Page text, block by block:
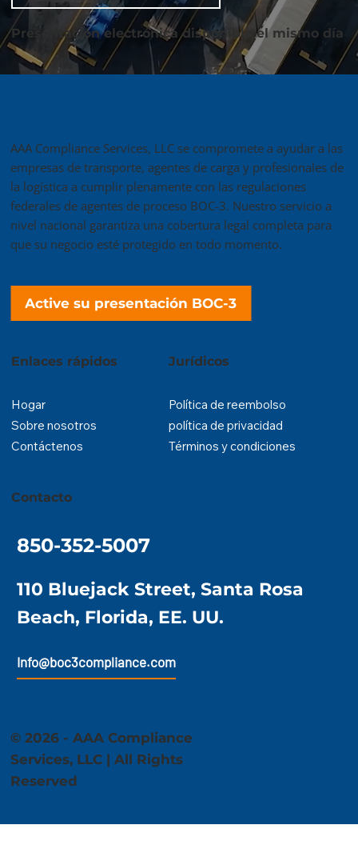
Presentación electrónica disponible el mismo día
Active su presentación BOC-3
AAA Compliance Services, LLC se compromete a ayudar a las
empresas de transporte, agentes de carga y profesionales de
la logística a cumplir plenamente con las regulaciones
federales de agentes de proceso BOC-3. Nuestro servicio a
nivel nacional garantiza una cobertura legal completa para
que su negocio esté protegido en todo momento.
Enlaces rápidos
Hogar
Sobre nosotros
Contáctenos
​Jurídicos
Política de reembolso
política de privacidad
Términos y condiciones
850-352-5007
Info@boc3compliance.com
110 Bluejack Street, Santa Rosa
Beach, Florida, EE. UU.
​Contacto
© 2026 - AAA Compliance
Services, LLC | All Rights
Reserved